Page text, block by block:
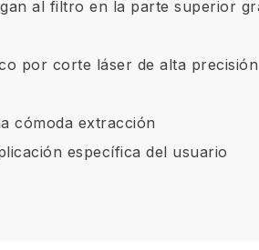
al filtro en la parte superior
por corte láser de alta
cómoda extracción
específica del usuario